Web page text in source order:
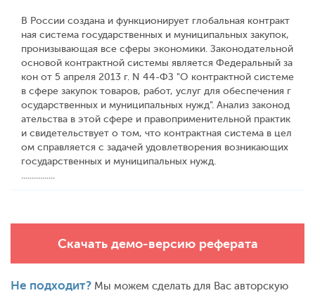
В России создана и функционирует глобальная контракт
ная система государственных и муниципальных закупок,
пронизывающая все сферы экономики. Законодательной
основой контрактной системы является Федеральный за
кон от 5 апреля 2013 г. N 44-ФЗ "О контрактной системе
в сфере закупок товаров, работ, услуг для обеспечения г
осударственных и муниципальных нужд". Анализ законод
ательства в этой сфере и правоприменительной практик
и свидетельствует о том, что контрактная система в цел
ом справляется с задачей удовлетворения возникающих
государственных и муниципальных нужд.
................
Скачать демо-версию реферата
Не подходит? Мы можем сделать для Вас авторскую